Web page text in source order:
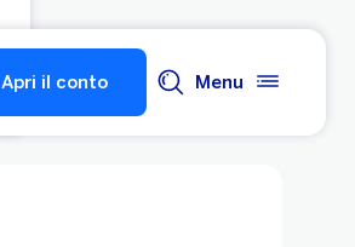
Apri il conto Menu